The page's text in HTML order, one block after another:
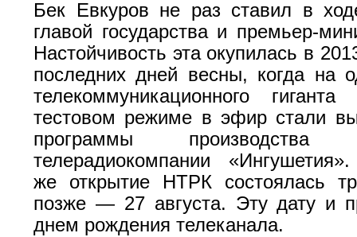
Бек Евкуров не раз ставил в
главой государства и премьер-
Настойчивость эта окупилась в
последних дней весны, когда на
телекоммуникационного
тестовом режиме в эфир стали
программы производства
телерадиокомпании
же открытие НТРК состоялась
позже — 27 августа. Эту дату и
днем рождения телеканала.